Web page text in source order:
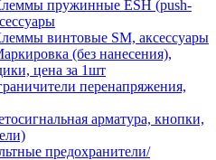
пружинные ESH (push-
винтовые SM, аксессуары
(без нанесения),
цена за 1шт
перенапряжения,
арматура, кнопки,
предохранители/